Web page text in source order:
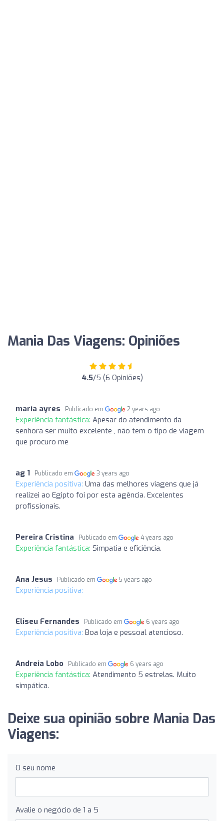
Mania Das Viagens: Opiniões
4.5/5 (6 Opiniões)
maria ayres Publicado em 2 years ago
Experiência fantástica: Apesar do atendimento da
senhora ser muito excelente , não tem o tipo de viagem
que procuro me
ag 1 Publicado em 3 years ago
Experiência positiva: Uma das melhores viagens que já
realizei ao Egipto foi por esta agência. Excelentes
profissionais.
Pereira Cristina Publicado em 4 years ago
Experiência fantástica: Simpatia e eficiência.
Ana Jesus Publicado em 5 years ago
Experiência positiva:
Eliseu Fernandes Publicado em 6 years ago
Experiência positiva: Boa loja e pessoal atencioso.
Andreia Lobo Publicado em 6 years ago
Experiência fantástica: Atendimento 5 estrelas. Muito
simpática.
Deixe sua opinião sobre Mania Das
Viagens:
O seu nome
Avalie o negócio de 1 a 5